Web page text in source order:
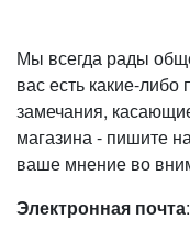
Мы всегда рады
вас есть какие-
замечания,
магазина - пишите
ваше мнение во
Электронная почта: